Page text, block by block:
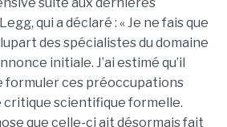
suite aux dernières
qui a déclaré : « Je ne fais que
des spécialistes du domaine
initiale. J’ai estimé qu’il
formuler ces préoccupations
critique scientifique formelle.
que celle-ci ait désormais fait